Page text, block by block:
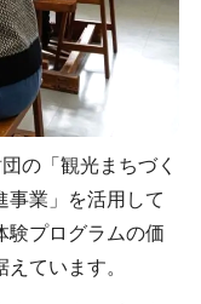
の「観光まちづく
事業」を活用して
験プログラムの価
ています。